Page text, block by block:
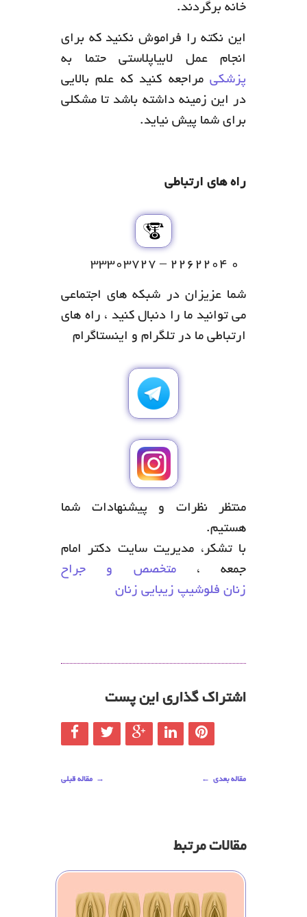
خانه برگردند.
این نکته را فراموش نکنید که برای
انجام عمل لابیاپلاستی حتما به
پزشکی مراجعه کنید که علم بالایی
در این زمینه داشته باشد تا مشکلی
برای شما پیش نیاید.
راه های ارتباطی
شما عزیزان در شبکه های اجتماعی
می توانید ما را دنبال کنید ، راه های
ارتباطی ما در تلگرام و اینستاگرام
منتظر نظرات و پیشنهادات شما
هستیم.
با تشکر، مدیریت سایت دکتر امام
جمعه ،متخصص و جراح
زنان فلوشیپ زیبایی زنان
اشتراک گذاری این پست
→ مقاله قبلی مقاله بعدی ←
مقالات مرتبط